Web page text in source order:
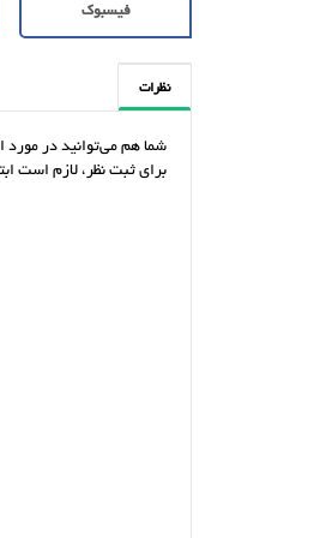
فیسبوک
نظرات
شما هم می‌توانید در مورد
برای ثبت نظر، لازم است